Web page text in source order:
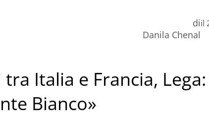
di
Danila Chenal
il
Italia e Francia, Lega:
Bianco»